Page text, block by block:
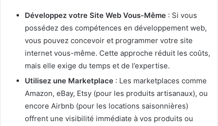
Développez votre Site Web Vous-Même : Si vous
possédez des compétences en développement web,
vous pouvez concevoir et programmer votre site
internet vous-même. Cette approche réduit les coûts,
mais elle exige du temps et de l’expertise.
Utilisez une Marketplace : Les marketplaces comme
Amazon, eBay, Etsy (pour les produits artisanaux), ou
encore Airbnb (pour les locations saisonnières)
offrent une visibilité immédiate à vos produits ou